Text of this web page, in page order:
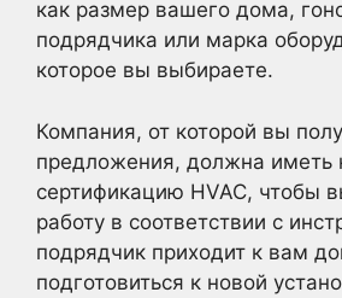
как размер вашего дома,
подрядчика или марка
которое вы выбираете.
Компания, от которой вы
предложения, должна
сертификацию HVAC, чтобы
работу в соответствии с
подрядчик приходит к вам
подготовиться к новой